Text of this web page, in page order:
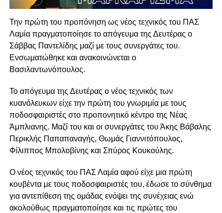
Την πρώτη του προπόνηση ως νέος τεχνικός του ΠΑΣ
Λαμία πραγματοποίησε το απόγευμα της Δευτέρας ο
Σάββας Παντελίδης μαζί με τους συνεργάτες του.
Ενσωματώθηκε και ανακοινώνεται ο
Βασιλαντωνόπουλος.
Το απόγευμα της Δευτέρας ο νέος τεχνικός των
κυανόλευκων είχε την πρώτη του γνωριμία με τους
ποδοσφαιριστές στο προπονητικό κέντρο της Νέας
Άμπλιανης. Μαζί του και οι συνεργάτες του Άκης Βάβαλης
Περικλής Παπαπαναγής, Θωμάς Γιαννιτόπουλος,
Φίλιππος Μπολοβίνης και Σπύρος Κουκούλης.
Ο νέος τεχνικός του ΠΑΣ Λαμία αφού είχε μια πρώτη
κουβέντα με τους ποδοσφαιριστές του, έδωσε το σύνθημα
για αντεπίθεση της ομάδας ενόψει της συνέχειας ενώ
ακολούθως πραγματοποίησε και τις πρώτες του